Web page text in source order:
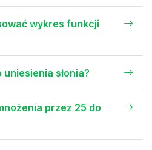
wykres funkcji
słonia?
przez 25 do